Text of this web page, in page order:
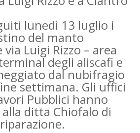
lunedì 13 luglio i
del manto
Luigi Rizzo – area
degli aliscafi e
dal nubifragio
settimana. Gli uffici
Pubblici hanno
ditta Chiofalo di